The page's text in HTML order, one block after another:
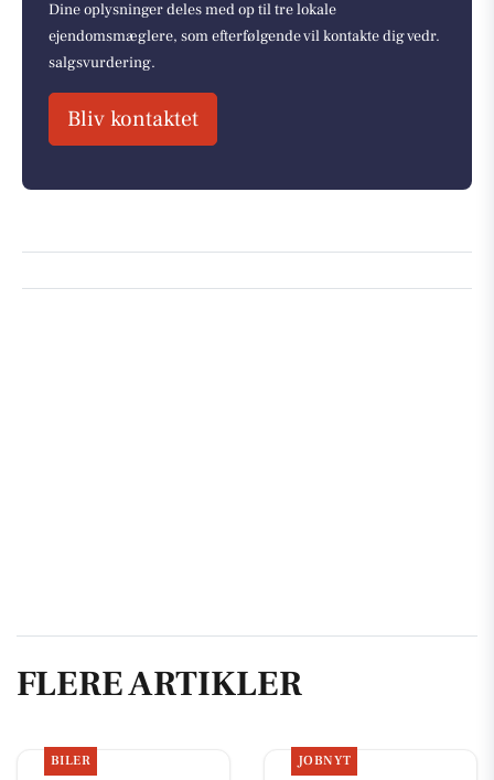
Dine oplysninger deles med op til tre lokale
ejendomsmæglere, som efterfølgende vil kontakte dig vedr.
salgsvurdering.
Bliv kontaktet
FLERE ARTIKLER
BILER JOBNYT